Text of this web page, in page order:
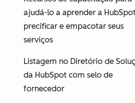
ajudá-lo a aprender a
precificar e empacotar seus
serviços
Listagem no Diretório de
da HubSpot com selo de
fornecedor